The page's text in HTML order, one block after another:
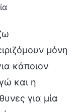
μόνη
κάποιον
και η
για μία